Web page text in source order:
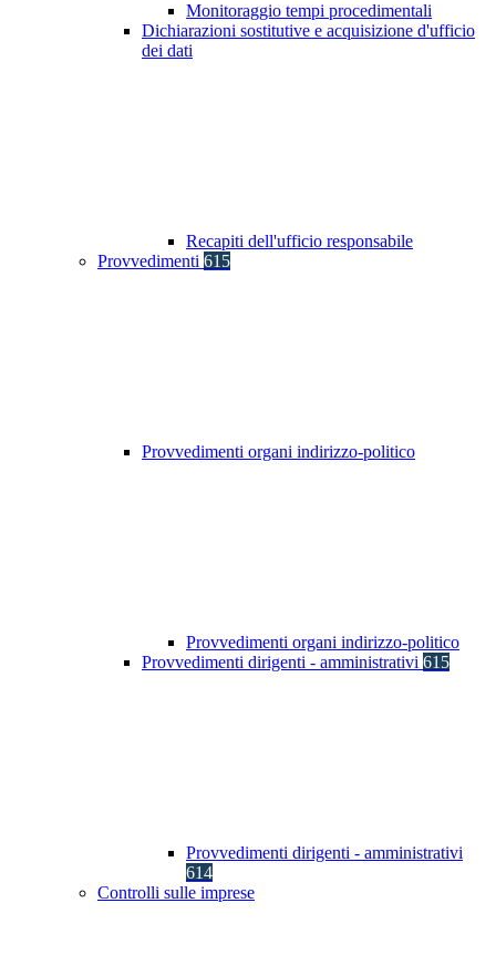
Monitoraggio tempi procedimentali
Dichiarazioni sostitutive e acquisizione d'ufficio
dei dati
Recapiti dell'ufficio responsabile
Provvedimenti 615
Provvedimenti organi indirizzo-politico
Provvedimenti organi indirizzo-politico
Provvedimenti dirigenti - amministrativi 615
Provvedimenti dirigenti - amministrativi
614
Controlli sulle imprese